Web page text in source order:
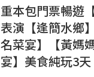
重本包門票暢遊
表演【逢簡水鄉
名菜宴】【黃媽
宴】美食純玩3天